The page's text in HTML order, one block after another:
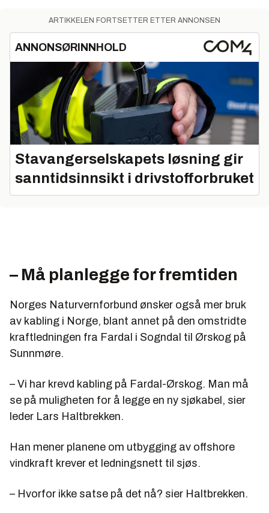
ARTIKKELEN FORTSETTER ETTER ANNONSEN
ANNONSØRINNHOLD
Stavangerselskapets løsning gir
sanntidsinnsikt i drivstofforbruket
– Må planlegge for fremtiden
Norges Naturvernforbund ønsker også mer bruk
av kabling i Norge, blant annet på den omstridte
kraftledningen fra Fardal i Sogndal til Ørskog på
Sunnmøre.
– Vi har krevd kabling på Fardal-Ørskog. Man må
se på muligheten for å legge en ny sjøkabel, sier
leder Lars Haltbrekken.
Han mener planene om utbygging av offshore
vindkraft krever et ledningsnett til sjøs.
– Hvorfor ikke satse på det nå? sier Haltbrekken.